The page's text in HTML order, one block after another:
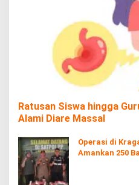
Ratusan Siswa hingga
Alami Diare Massal
Operasi di
Amankan 250